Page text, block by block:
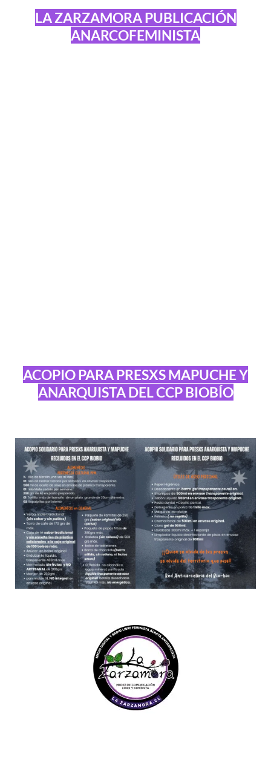
LA ZARZAMORA PUBLICACIÓN
ANARCOFEMINISTA
ACOPIO PARA PRESXS MAPUCHE Y
ANARQUISTA DEL CCP BIOBÍO